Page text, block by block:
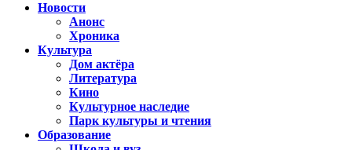
Новости
Анонс
Хроника
Культура
Дом актёра
Литература
Кино
Культурное наследие
Парк культуры и чтения
Образование